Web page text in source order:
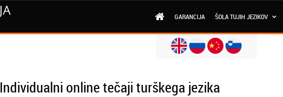
GARANCIJA ŠOLA TUJIH JEZIKOV
Individualni online tečaji turškega jezika